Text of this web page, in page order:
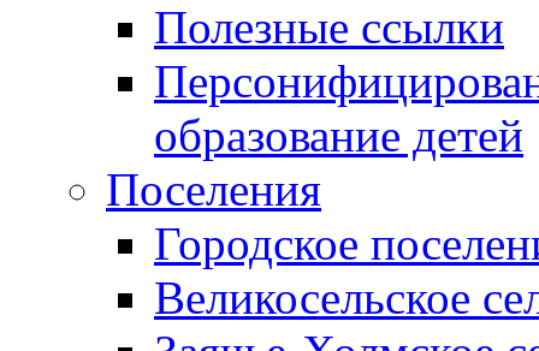
Полезные ссылки
образование детей
Поселения
Городское
Великосельское